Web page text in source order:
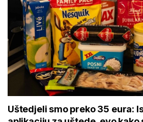
Uštedjeli smo preko 35 eura: